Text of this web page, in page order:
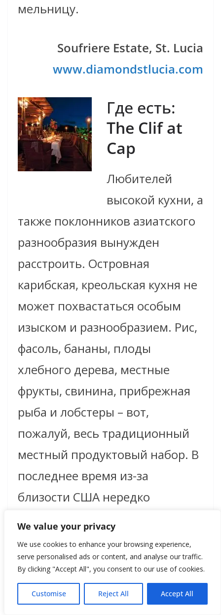
We value your privacy
We use cookies to enhance your browsing experience,
serve personalised ads or content, and analyse our traffic.
By clicking "Accept All", you consent to our use of cookies.
Customise Reject All Accept All
мельницу.
Soufriere Estate, St. Lucia
www.diamondstlucia.com
Где есть:
The Clif at
Cap
Любителей
высокой кухни, а
также поклонников азиатского
разнообразия вынужден
расстроить. Островная
карибская, креольская кухня не
может похвастаться особым
изыском и разнообразием. Рис,
фасоль, бананы, плоды
хлебного дерева, местные
фрукты, свинина, прибрежная
рыба и лобстеры – вот,
пожалуй, весь традиционный
местный продуктовый набор. В
последнее время из-за
близости США нередко
американскими «рибаями». Тем
не менее если вы хотите
гастрономический ресторан на
французский манер, то